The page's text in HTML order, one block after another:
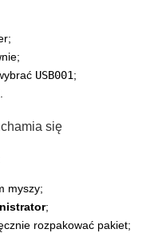
USB001;
się
myszy;
;
rozpakować pakiet;